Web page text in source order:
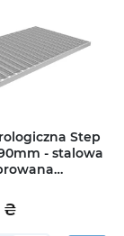
Step
- stalowa
₴